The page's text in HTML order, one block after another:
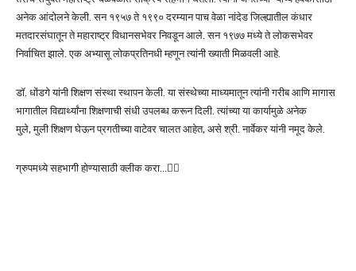
अनेक आंदोलने केली. सन १९५७ ते १९९० दरम्यान पाच वेळा नांदेड जिल्ह्यातील कंधार
मतदारसंघातून ते महाराष्ट्र विधानसभेवर निवडून आले. सन १९७७ मध्ये ते लोकसभेवर
निर्वाचित झाले. एक अभ्यासू लोकप्रतिनधी म्हणून त्यांनी ख्याती मिळवली आहे.
डॉ. धोंडगे यांनी शिक्षण संस्था स्थापन केली. या संस्थेच्या माध्यमातून त्यांनी गरीब आणि मागास
भागातील विद्यार्थ्यांना शिक्षणाची संधी उपलब्ध करून दिली. त्यांच्या या कार्यामुळे अनेक
मुले, मुली शिक्षण घेऊन प्रगतीच्या वाटेवर चालत आहेत, असे श्री. नार्वेकर यांनी नमूद केले.
ग्रुपमध्ये सहभागी होण्यासाठी क्लीक करा…👆🏻